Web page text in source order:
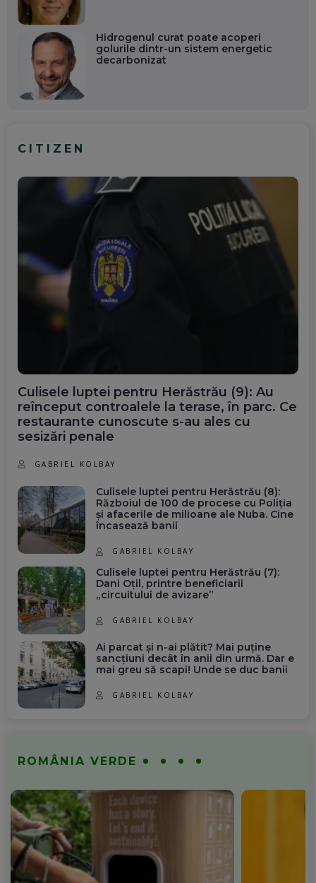
Hidrogenul curat poate acoperi
golurile dintr-un sistem energetic
decarbonizat
CITIZEN
Culisele luptei pentru Herăstrău (9): Au
reînceput controalele la terase, în parc. Ce
restaurante cunoscute s-au ales cu
sesizări penale
GABRIEL KOLBAY
Culisele luptei pentru Herăstrău (8):
Războiul de 100 de procese cu Poliția
și afacerile de milioane ale Nuba. Cine
încasează banii
GABRIEL KOLBAY
Culisele luptei pentru Herăstrău (7):
Dani Oțil, printre beneficiarii
„circuitului de avizare”
GABRIEL KOLBAY
Ai parcat și n-ai plătit? Mai puține
sancțiuni decât în anii din urmă. Dar e
mai greu să scapi! Unde se duc banii
GABRIEL KOLBAY
ROMÂNIA VERDE